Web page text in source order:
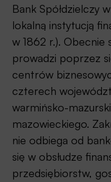
Bank Spółdzielczy
lokalną instytucją
w 1862 r.). Obecnie
prowadzi poprzez
centrów
czterech
warmińsko-
mazowieckiego.
nie odbiega od
się w obsłudze
przedsiębiorstw,